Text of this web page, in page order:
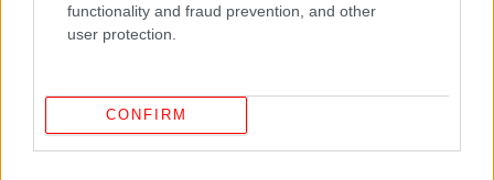
functionality and fraud prevention, and other
user protection.
CONFIRM